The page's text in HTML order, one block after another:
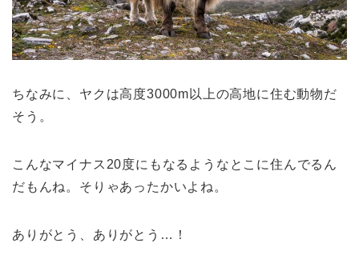
ちなみに、ヤクは高度3000m以上の高地に住む動物だ
そう。
こんなマイナス20度にもなるようなとこに住んでるん
だもんね。そりゃあったかいよね。
ありがとう、ありがとう…！